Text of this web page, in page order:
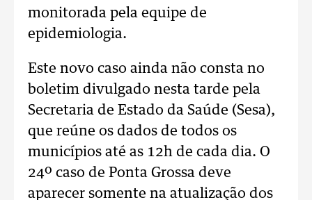
monitorada pela equipe de
epidemiologia.
Este novo caso ainda não consta no
boletim divulgado nesta tarde pela
Secretaria de Estado da Saúde (Sesa),
que reúne os dados de todos os
municípios até as 12h de cada dia. O
24º caso de Ponta Grossa deve
aparecer somente na atualização dos